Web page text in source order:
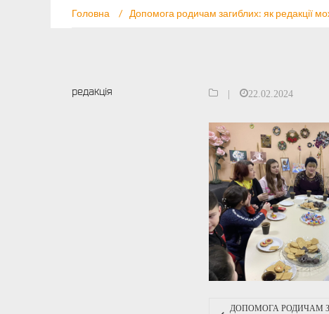
Головна / Допомога родичам загиблих: як редакції
редакція 22.02.2024
ДОПОМОГА РОДИЧАМ